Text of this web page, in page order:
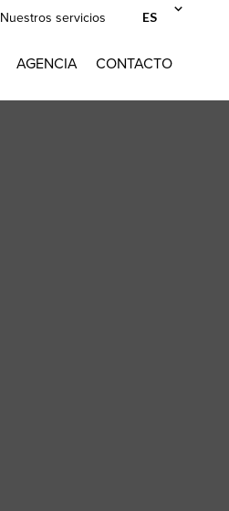
Nuestros servicios ES
AGENCIA CONTACTO